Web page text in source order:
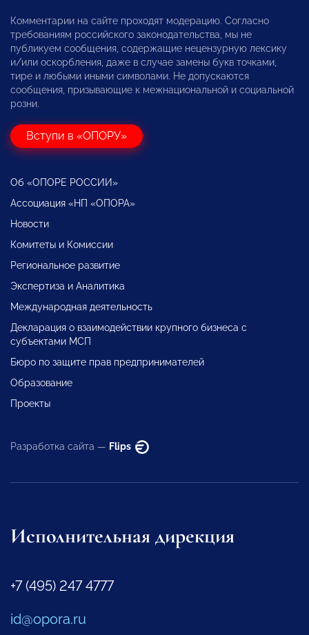
Комментарии на сайте проходят модерацию. Согласно
требованиям российского законодательства, мы не
публикуем сообщения, содержащие нецензурную лексику
и/или оскорбления, даже в случае замены букв точками,
тире и любыми иными символами. Не допускаются
сообщения, призывающие к межнациональной и социальной
розни.
Вступи в «ОПОРУ»
Об «ОПОРЕ РОССИИ»
Ассоциация «НП «ОПОРА»
Новости
Комитеты и Комиссии
Региональное развитие
Экспертиза и Аналитика
Международная деятельность
Декларация о взаимодействии крупного бизнеса с
субъектами МСП
Бюро по защите прав предпринимателей
Образование
Проекты
Разработка сайта — Flips
Исполнительная дирекция
+7 (495) 247 4777
id@opora.ru